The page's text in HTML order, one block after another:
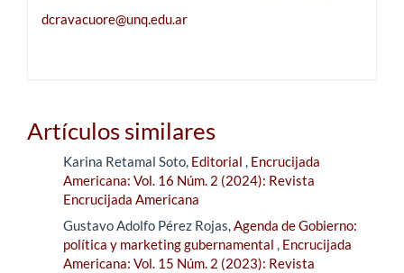
dcravacuore@unq.edu.ar
Artículos similares
Karina Retamal Soto, Editorial , Encrucijada
Americana: Vol. 16 Núm. 2 (2024): Revista
Encrucijada Americana
Gustavo Adolfo Pérez Rojas,Agenda de Gobierno:
política y marketing gubernamental , Encrucijada
Americana: Vol. 15 Núm. 2 (2023): Revista